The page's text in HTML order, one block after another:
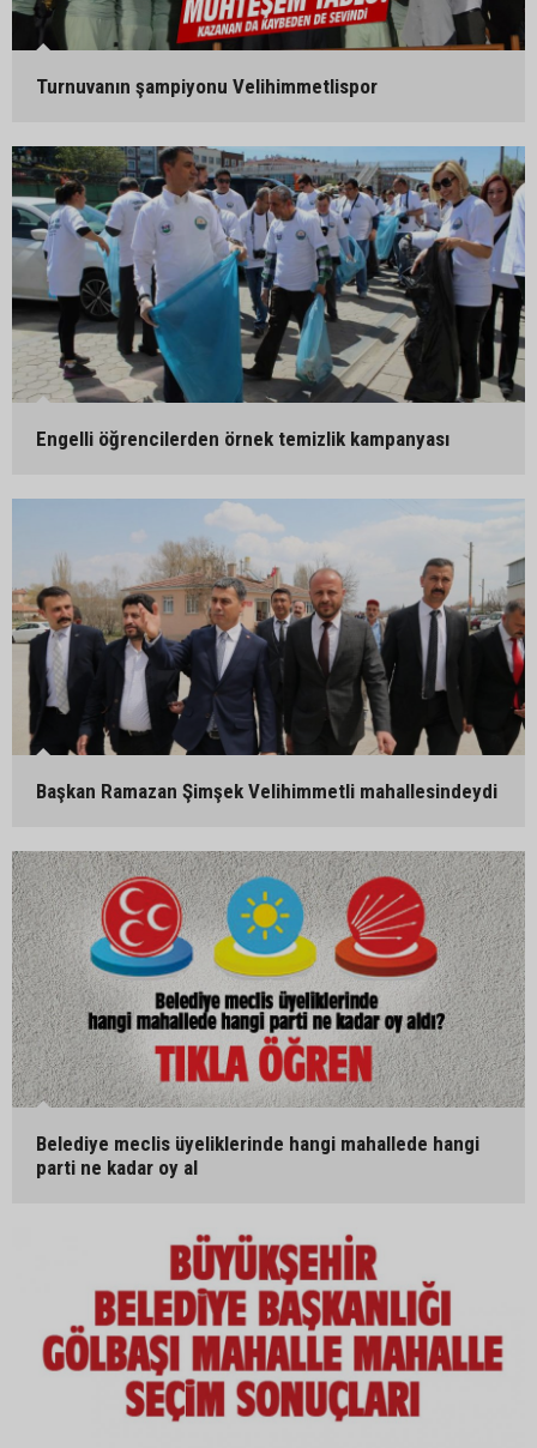
Turnuvanın şampiyonu Velihimmetlispor
Engelli öğrencilerden örnek temizlik kampanyası
Başkan Ramazan Şimşek Velihimmetli mahallesindeydi
Belediye meclis üyeliklerinde hangi mahallede hangi
parti ne kadar oy al